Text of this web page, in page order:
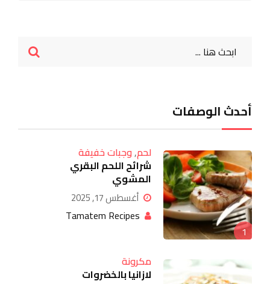
أحدث الوصفات
لحم,وجبات خفيفة
شرائح اللحم البقري
المشوي
أغسطس 17, 2025
Tamatem Recipes
مكرونة
لازانيا بالخضروات